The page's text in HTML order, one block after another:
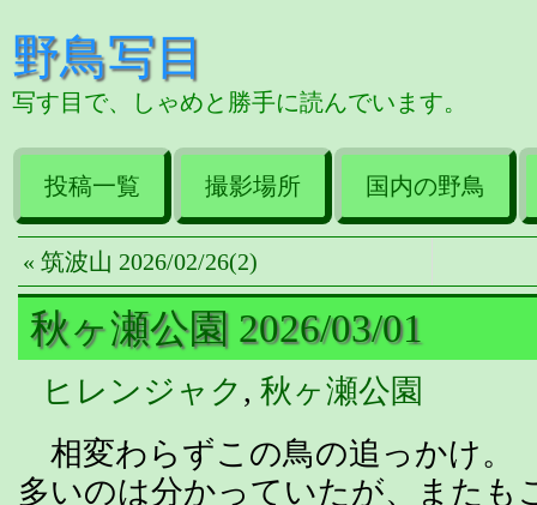
野鳥写目
写す目で、しゃめと勝手に読んでいます。
投稿一覧 撮影場所 国内の野鳥
« 筑波山 2026/02/26(2)
秋ヶ瀬公園 2026/03/01
ヒレンジャク , 秋ヶ瀬公園
相変わらずこの鳥の追っかけ。
多いのは分かっていたが、また